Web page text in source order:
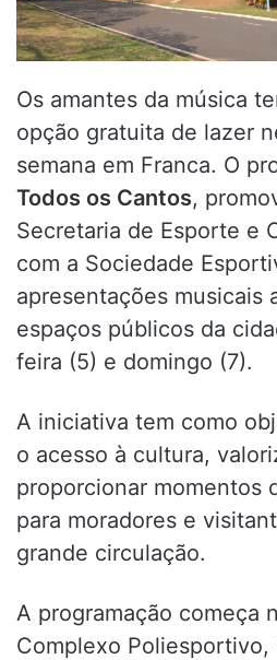
Os amantes da música
opção gratuita de lazer
semana em Franca. O
Todos os Cantos,
Secretaria de Esporte e
com a Sociedade
apresentações musicais
espaços públicos da
feira (5) e domingo (7).
A iniciativa tem como
o acesso à cultura,
proporcionar momentos
para moradores e
grande circulação.
A programação começa
Complexo Poliesportivo,